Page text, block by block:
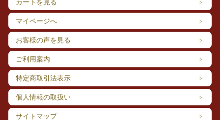
カートを見る
マイページへ
お客様の声を見る
ご利用案内
特定商取引法表示
個人情報の取扱い
サイトマップ